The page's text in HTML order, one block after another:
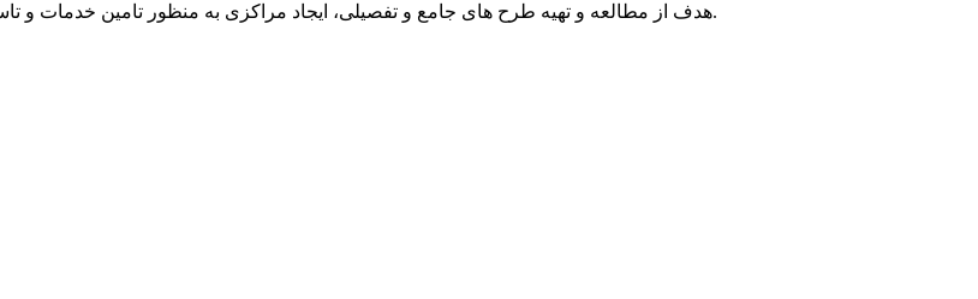
هدف از مطالعه و تهیه طرح های جامع و تفصیلی، ایجاد مراکزی به منظور تامین خدمات و تاسیسات مورد نیاز روستائیان مرکزحوزه و اقمار آن با توجه به توسعه آینده می باشد.